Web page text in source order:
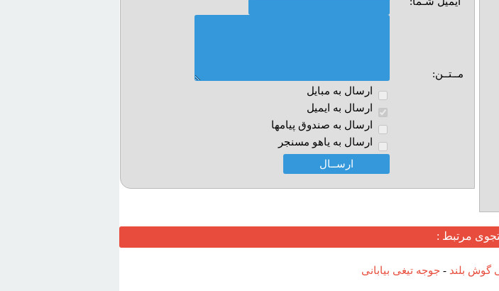
مــتــن:
ارسال به مبايل
ارسال به ايميل
ارسال به صندوق پيامها
ارسال به ياهو مسنجر
مرتبط :
گوش بلند - جوجه تیغی بیابانی